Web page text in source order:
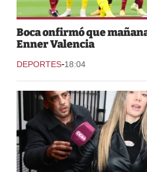
Boca onfirmó que
Enner Valencia
DEPORTES-18:04